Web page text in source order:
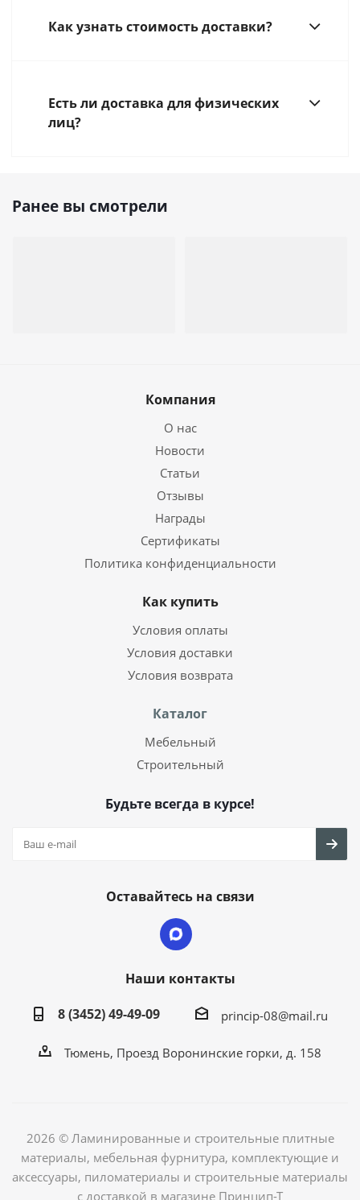
Как узнать стоимость доставки?
Есть ли доставка для физических
лиц?
Ранее вы смотрели
Компания
О нас
Новости
Статьи
Отзывы
Награды
Сертификаты
Политика конфиденциальности
Как купить
Условия оплаты
Условия доставки
Условия возврата
Каталог
Мебельный
Строительный
Будьте всегда в курсе!
Оставайтесь на связи
Наши контакты
8 (3452) 49-49-09
princip-08@mail.ru
Тюмень, Проезд Воронинские горки, д. 158
2026 © Ламинированные и строительные плитные
материалы, мебельная фурнитура, комплектующие и
аксессуары, пиломатериалы и строительные материалы
с доставкой в магазине Принцип-Т